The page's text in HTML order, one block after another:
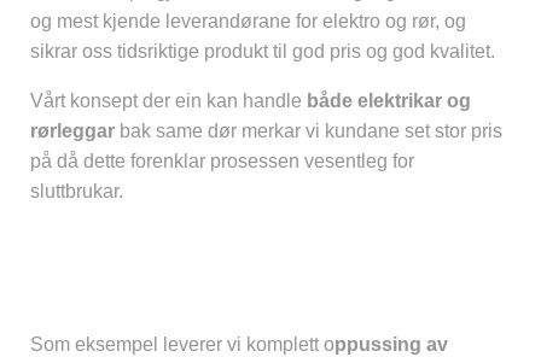
og mest kjende leverandørane for elektro og rør, og
sikrar oss tidsriktige produkt til god pris og god kvalitet.
Vårt konsept der ein kan handle både elektrikar og
rørleggar bak same dør merkar vi kundane set stor pris
på då dette forenklar prosessen vesentleg for
sluttbrukar.
Som eksempel leverer vi komplett oppussing av